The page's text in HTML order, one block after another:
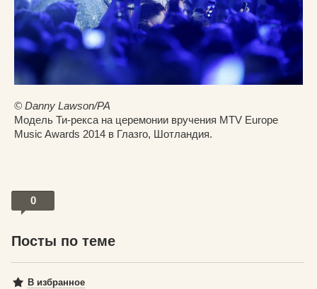
© Danny Lawson/PA
Модель Ти-рекса на церемонии вручения MTV Europe
Music Awards 2014 в Глазго, Шотландия.
0
Посты по теме
В избранное